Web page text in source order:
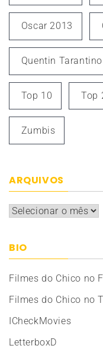
Oscar 2013
Quentin Tarantino
Top 10 Top
Zumbis
ARQUIVOS
Arquivos
BIO
Filmes do Chico no
Filmes do Chico no
ICheckMovies
LetterboxD